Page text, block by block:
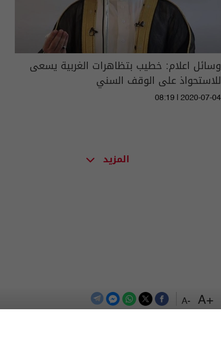
+A
-A
وسائل اعلام: خطيب بتظاهرات الغربية يسعى
للاستحواذ على الوقف السني
08:19 | 2020-07-04
المزيد